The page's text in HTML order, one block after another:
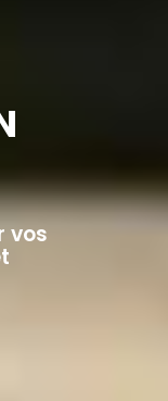
vos